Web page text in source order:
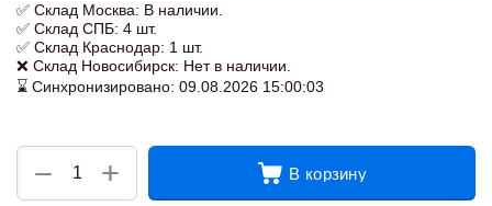
✅ Склад Москва: В наличии.
✅ Склад СПБ: 4 шт.
✅ Склад Краснодар: 1 шт.
❌ Склад Новосибирск: Нет в наличии.
⌛ Синхронизировано: 09.08.2026 15:00:03
+
− В корзину